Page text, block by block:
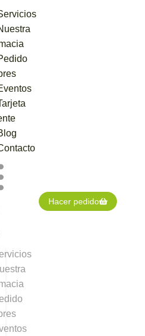
Hacer pedido